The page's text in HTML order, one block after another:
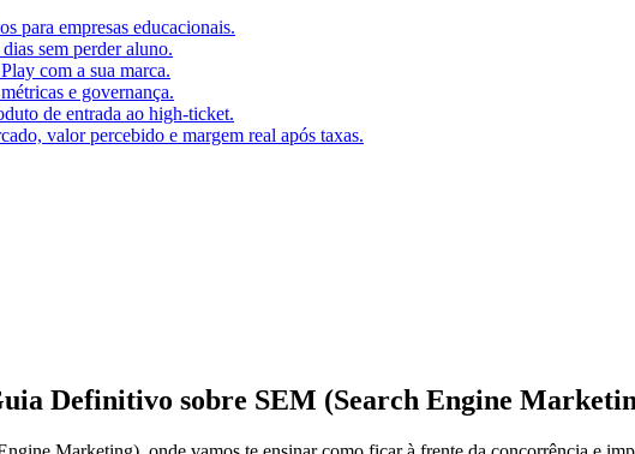
para empresas educacionais.
sem perder aluno.
com a sua marca.
e governança.
de entrada ao high-ticket.
valor percebido e margem real após taxas.
Definitivo sobre SEM (Search Engine